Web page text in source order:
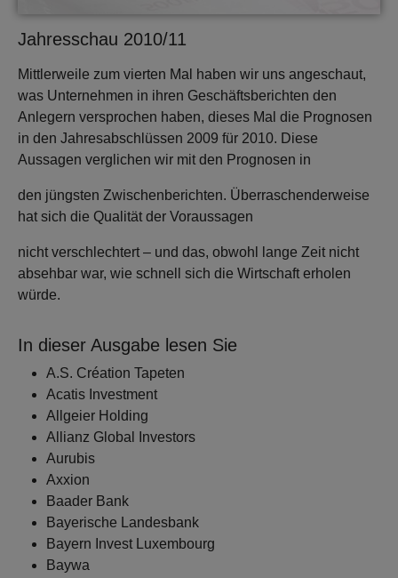
Jahresschau 2010/11
Mittlerweile zum vierten Mal haben wir uns angeschaut,
was Unternehmen in ihren Geschäftsberichten den
Anlegern versprochen haben, dieses Mal die Prognosen
in den Jahresabschlüssen 2009 für 2010. Diese
Aussagen verglichen wir mit den Prognosen in
den jüngsten Zwischenberichten. Überraschenderweise
hat sich die Qualität der Voraussagen
nicht verschlechtert – und das, obwohl lange Zeit nicht
absehbar war, wie schnell sich die Wirtschaft erholen
würde.
In dieser Ausgabe lesen Sie
A.S. Création Tapeten
Acatis Investment
Allgeier Holding
Allianz Global Investors
Aurubis
Axxion
Baader Bank
Bayerische Landesbank
Bayern Invest Luxembourg
Baywa